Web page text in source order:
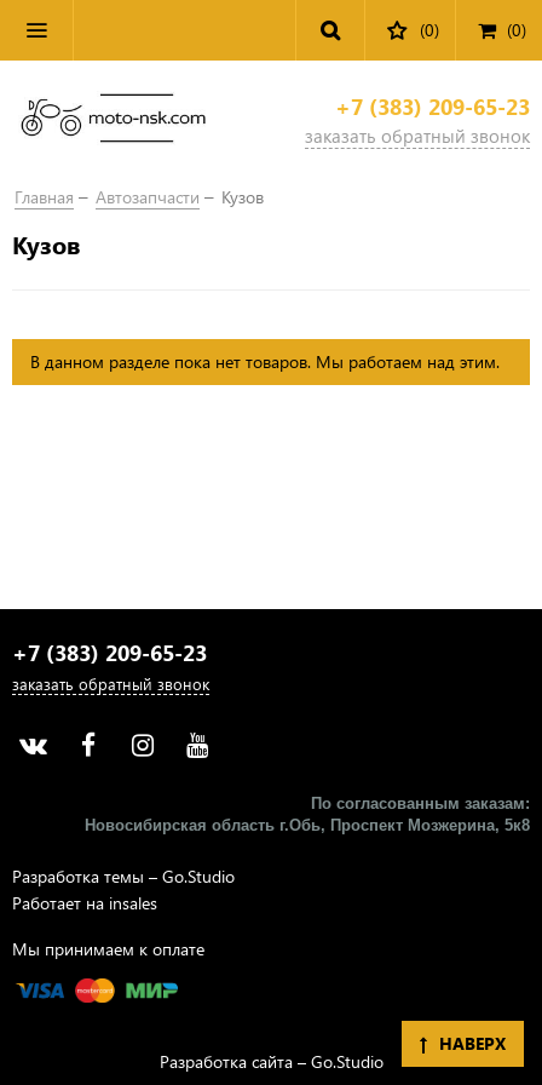
(0) (0)
+7 (383) 209-65-23
заказать обратный звонок
Главная Автозапчасти Кузов
Кузов
В данном разделе пока нет товаров. Мы работаем над этим.
+7 (383) 209-65-23
заказать обратный звонок
По согласованным заказам:
Новосибирская область г.Обь, Проспект Мозжерина, 5к8​
Разработка темы – Go.Studio
Работает на insales
Мы принимаем к оплате
НАВЕРХ
Разработка сайта – Go.Studio